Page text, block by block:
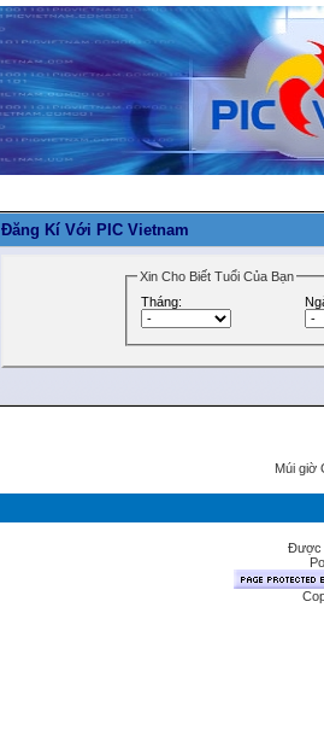
Đăng Kí Với PIC Vietnam
Xin Cho Biết Tuổi Của Bạn
Tháng:
Múi giờ
Được